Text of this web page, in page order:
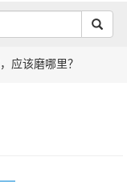
应该磨哪里？